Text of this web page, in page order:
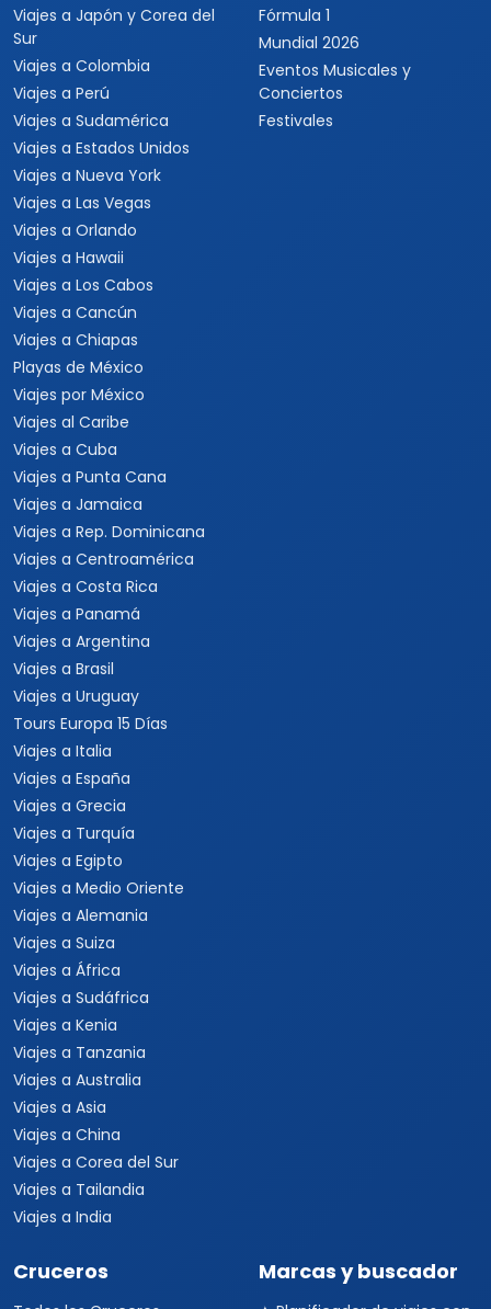
Viajes a Japón y Corea del
Sur
Viajes a Colombia
Viajes a Perú
Viajes a Sudamérica
Viajes a Estados Unidos
Viajes a Nueva York
Viajes a Las Vegas
Viajes a Orlando
Viajes a Hawaii
Viajes a Los Cabos
Viajes a Cancún
Viajes a Chiapas
Playas de México
Viajes por México
Viajes al Caribe
Viajes a Cuba
Viajes a Punta Cana
Viajes a Jamaica
Viajes a Rep. Dominicana
Viajes a Centroamérica
Viajes a Costa Rica
Viajes a Panamá
Viajes a Argentina
Viajes a Brasil
Viajes a Uruguay
Tours Europa 15 Días
Viajes a Italia
Viajes a España
Viajes a Grecia
Viajes a Turquía
Viajes a Egipto
Viajes a Medio Oriente
Viajes a Alemania
Viajes a Suiza
Viajes a África
Viajes a Sudáfrica
Viajes a Kenia
Viajes a Tanzania
Viajes a Australia
Viajes a Asia
Viajes a China
Viajes a Corea del Sur
Viajes a Tailandia
Viajes a India
Fórmula 1
Mundial 2026
Eventos Musicales y
Conciertos
Festivales
Cruceros Marcas y buscador